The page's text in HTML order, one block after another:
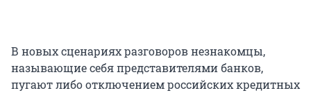
В новых сценариях разговоров незнакомцы,
называющие себя представителями банков,
пугают либо отключением российских кредитных